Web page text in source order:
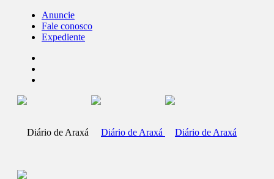
Anuncie
Fale conosco
Expediente